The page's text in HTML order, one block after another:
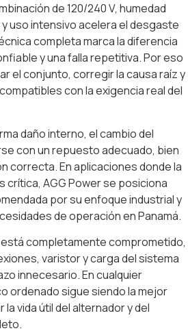
de 120/240 V, humedad
uso intensivo acelera el desgaste
completa marca la diferencia
y una falla repetitiva. Por eso
el conjunto, corregir la causa raíz y
con la exigencia real del
daño interno, el cambio del
con un repuesto adecuado, bien
correcta. En aplicaciones donde la
crítica, AGG Power se posiciona
por su enfoque industrial y
de operación en Panamá.
completamente comprometido,
varistor y carga del sistema
innecesario. En cualquier
ordenado sigue siendo la mejor
vida útil del alternador y del